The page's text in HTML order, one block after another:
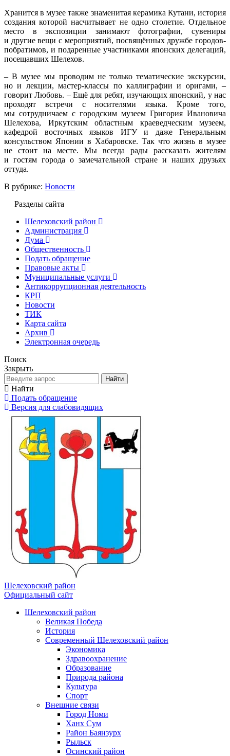
Хранится в музее также знаменитая керамика Кутани, история
создания которой насчитывает не одно столетие. Отдельное
место в экспозиции занимают фотографии, сувениры
и другие вещи с мероприятий, посвящённых дружбе городов-
побратимов, и подаренные участниками японских делегаций,
посещавших Шелехов.
– В музее мы проводим не только тематические экскурсии,
но и лекции, мастер-классы по каллиграфии и оригами, –
говорит Любовь. – Ещё для ребят, изучающих японский, у нас
проходят встречи с носителями языка. Кроме того,
мы сотрудничаем с городским музеем Григория Ивановича
Шелехова, Иркутским областным краеведческим музеем,
кафедрой восточных языков ИГУ и даже Генеральным
консульством Японии в Хабаровске. Так что жизнь в музее
не стоит на месте. Мы всегда рады рассказать жителям
и гостям города о замечательной стране и наших друзьях
оттуда.
В рубрике: Новости
Разделы сайта
Шелеховский район
Администрация
Дума
Общественность
Подать обращение
Правовые акты
Муниципальные услуги
Антикоррупционная деятельность
КРП
Новости
ТИК
Карта сайта
Архив
Электронная очередь
Поиск
Закрыть
Найти
Найти
Подать обращение
Версия для слабовидящих
Шелеховский район
Официальный сайт
Шелеховский район
Великая Победа
История
Современный Шелеховский район
Экономика
Здравоохранение
Образование
Природа района
Культура
Спорт
Внешние связи
Город Номи
Ханх Сум
Район Баянзурх
Рыльск
Осинский район